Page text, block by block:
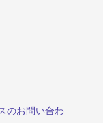
のお問い合わ